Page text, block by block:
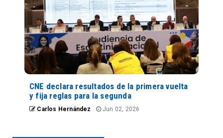
CNE declara resultados de la primera vuelta
y fija reglas para la segunda
Carlos Hernández Jun 02, 2026